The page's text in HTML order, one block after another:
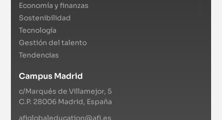
Economía y finanzas
Sostenibilidad
Tecnología
Gestión del talento
Tendencias
Campus Madrid
c/Marqués de Villamejor, 5
C.P. 28006 Madrid, España
afiglobaleducation@afi.es